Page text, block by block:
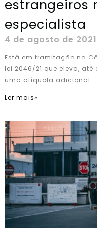
estrangeiros
especialista
4 de agosto de 2021
Está em tramitação na
lei 2046/21 que eleva, até
uma alíquota adicional
Ler mais»